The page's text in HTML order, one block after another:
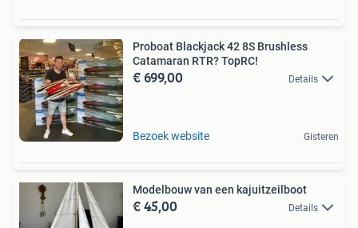
Proboat Blackjack 42 8S Brushless
Catamaran RTR? TopRC!
€ 699,00 Details
Bezoek website Gisteren
Modelbouw van een kajuitzeilboot
€ 45,00 Details